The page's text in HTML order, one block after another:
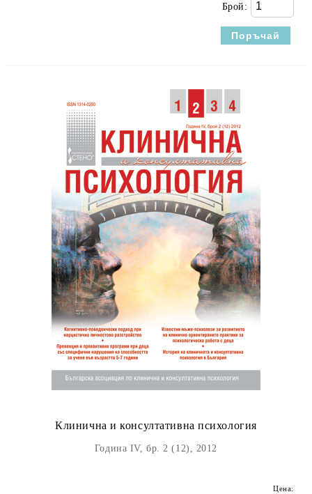
Брой:
Клинична и консултативна психология
Година IV, бр. 2 (12), 2012
Цена: